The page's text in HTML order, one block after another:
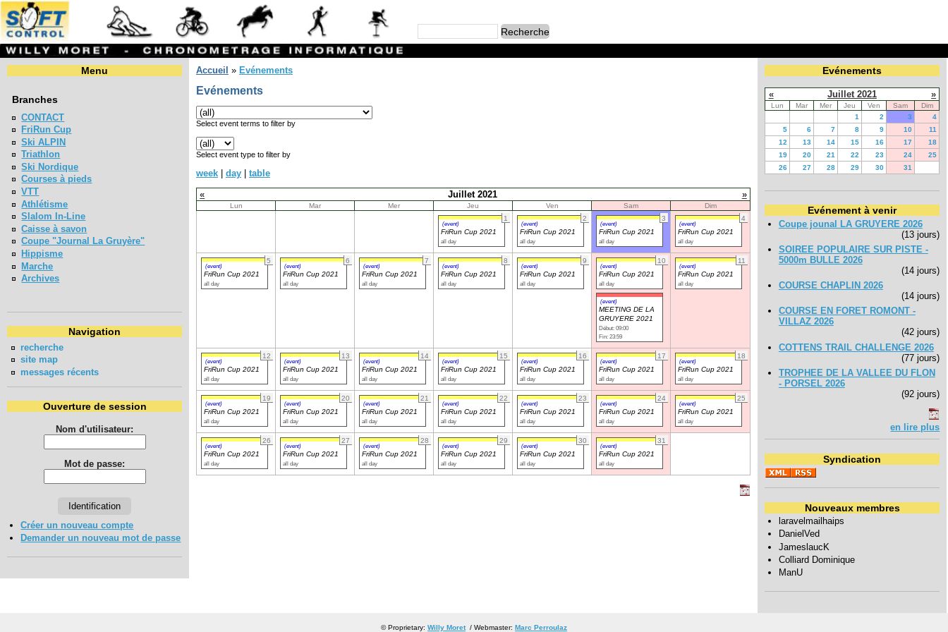
Menu
Branches
CONTACT
FriRun Cup
Ski ALPIN
Triathlon
Ski Nordique
Courses à pieds
VTT
Athlétisme
Slalom In-Line
Caisse à savon
Coupe "Journal La Gruyère"
Hippisme
Marche
Archives
Navigation
recherche
site map
messages récents
Ouverture de session
Nom d'utilisateur:
Mot de passe:
Créer un nouveau compte
Demander un nouveau mot de passe
Accueil » Evénements
Evénements
Select event terms to filter by
Select event type to filter by
week day
table
«
Juillet 2021 »
Lun Mar Mer Jeu Ven Sam
Dim
1
(event)
FriRun Cup 2021
all day
2
(event)
FriRun Cup 2021
all day
3
(event)
FriRun Cup 2021
all day
4
(event)
FriRun Cup 2021
all day
5
(event)
FriRun Cup 2021
all day
6
(event)
FriRun Cup 2021
all day
7
(event)
FriRun Cup 2021
all day
8
(event)
FriRun Cup 2021
all day
9
(event)
FriRun Cup 2021
all day
10
(event)
FriRun Cup 2021
all day
(event)
MEETING DE LA
GRUYERE 2021
Début: 09:00
Fin: 23:59
11
(event)
FriRun Cup 2021
all day
12
(event)
FriRun Cup 2021
all day
13
(event)
FriRun Cup 2021
all day
14
(event)
FriRun Cup 2021
all day
15
(event)
FriRun Cup 2021
all day
16
(event)
FriRun Cup 2021
all day
17
(event)
FriRun Cup 2021
all day
18
(event)
FriRun Cup 2021
all day
19
(event)
FriRun Cup 2021
all day
20
(event)
FriRun Cup 2021
all day
21
(event)
FriRun Cup 2021
all day
22
(event)
FriRun Cup 2021
all day
23
(event)
FriRun Cup 2021
all day
24
(event)
FriRun Cup 2021
all day
25
(event)
FriRun Cup 2021
all day
26
(event)
FriRun Cup 2021
all day
27
(event)
FriRun Cup 2021
all day
28
(event)
FriRun Cup 2021
all day
29
(event)
FriRun Cup 2021
all day
30
(event)
FriRun Cup 2021
all day
31
(event)
FriRun Cup 2021
all day
Evénements
« Juillet 2021 »
Lun Mar Mer Jeu Ven Sam
Dim
1
2 3
4
5
6 7 8 9 10
11
12
13 14 15 16 17
18
19
20 21 22 23 24
25
26
27 28 29 30 31
Evénement à venir
Coupe jounal LA GRUYERE 2026
(13 jours)
SOIREE POPULAIRE SUR PISTE -
5000m BULLE 2026
(14 jours)
COURSE CHAPLIN 2026
(14 jours)
COURSE EN FORET ROMONT -
VILLAZ 2026
(42 jours)
COTTENS TRAIL CHALLENGE 2026
(77 jours)
TROPHEE DE LA VALLEE DU FLON
- PORSEL 2026
(92 jours)
en lire plus
Syndication
Nouveaux membres
laravelmailhaips
DanielVed
JameslaucK
Colliard Dominique
ManU
© Proprietary: Willy Moret/ Webmaster: Marc Perroulaz